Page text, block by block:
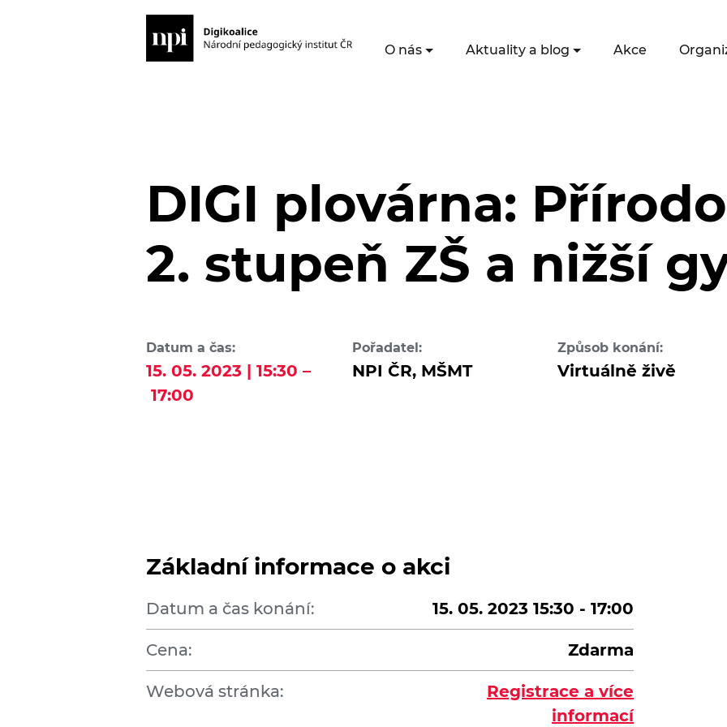
O nás Aktuality a blog Akce
DIGI plovárna:
2. stupeň ZŠ a nižší
Datum a čas:
15. 05. 2023 | 15:30 –
17:00
Pořadatel:
NPI ČR, MŠMT
Způsob konání:
Virtuálně živě
Základní informace o akci
Datum a čas konání: 15. 05. 2023 15:30 - 17:00
Cena: Zdarma
Webová stránka:
Registrace a více
informací